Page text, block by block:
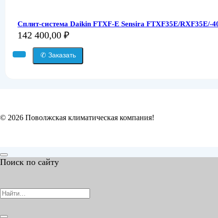
Сплит-система Daikin FTXF-E Sensira FTXF35E/RXF35E/-
142 400,00 ₽
✆ Заказать
© 2026 Поволжская климатическая компания!
Поиск по сайту